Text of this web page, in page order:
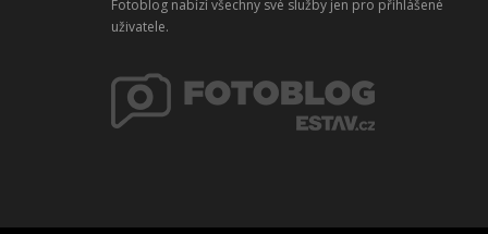
Fotoblog nabízí všechny své služby jen pro přihlášené
uživatele.